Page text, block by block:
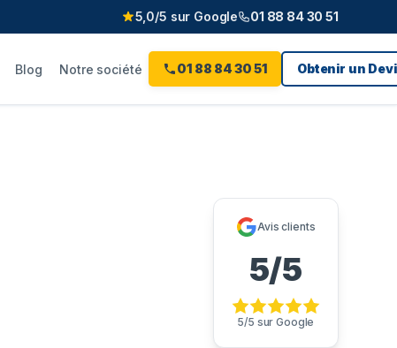
5,0/5 sur Google 01 88 84 30 51
Blog Notre société 01 88 84 30 51 Obtenir un
Avis clients
5/5
5/5 sur Google